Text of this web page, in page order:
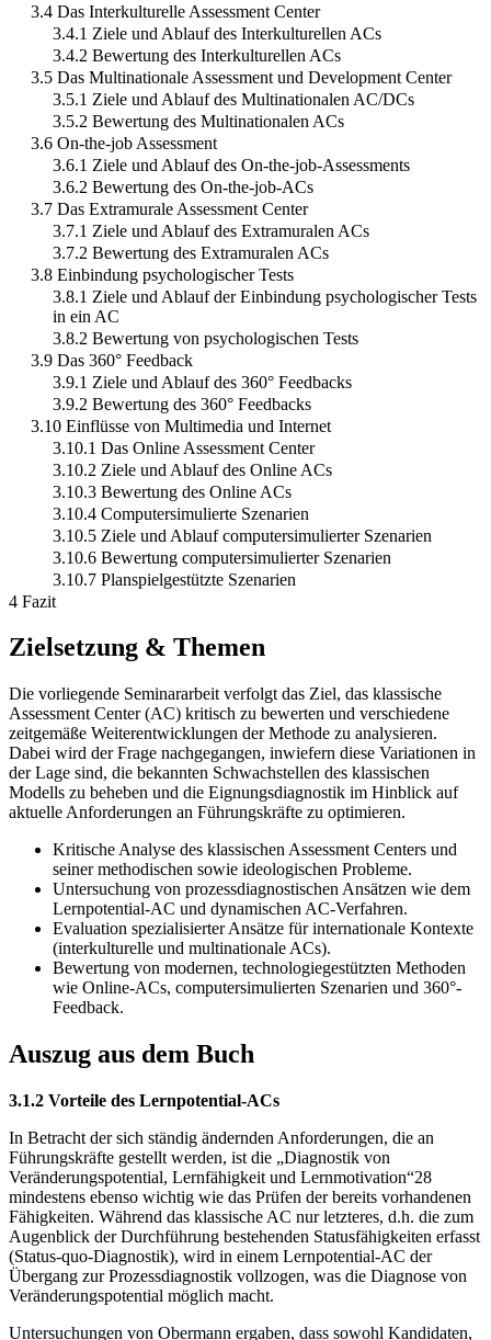
3.4 Das Interkulturelle Assessment Center
3.4.1 Ziele und Ablauf des Interkulturellen ACs
3.4.2 Bewertung des Interkulturellen ACs
3.5 Das Multinationale Assessment und Development Center
3.5.1 Ziele und Ablauf des Multinationalen AC/DCs
3.5.2 Bewertung des Multinationalen ACs
3.6 On-the-job Assessment
3.6.1 Ziele und Ablauf des On-the-job-Assessments
3.6.2 Bewertung des On-the-job-ACs
3.7 Das Extramurale Assessment Center
3.7.1 Ziele und Ablauf des Extramuralen ACs
3.7.2 Bewertung des Extramuralen ACs
3.8 Einbindung psychologischer Tests
3.8.1 Ziele und Ablauf der Einbindung psychologischer Tests
in ein AC
3.8.2 Bewertung von psychologischen Tests
3.9 Das 360° Feedback
3.9.1 Ziele und Ablauf des 360° Feedbacks
3.9.2 Bewertung des 360° Feedbacks
3.10 Einflüsse von Multimedia und Internet
3.10.1 Das Online Assessment Center
3.10.2 Ziele und Ablauf des Online ACs
3.10.3 Bewertung des Online ACs
3.10.4 Computersimulierte Szenarien
3.10.5 Ziele und Ablauf computersimulierter Szenarien
3.10.6 Bewertung computersimulierter Szenarien
3.10.7 Planspielgestützte Szenarien
4 Fazit
Zielsetzung & Themen
Die vorliegende Seminararbeit verfolgt das Ziel, das klassische
Assessment Center (AC) kritisch zu bewerten und verschiedene
zeitgemäße Weiterentwicklungen der Methode zu analysieren.
Dabei wird der Frage nachgegangen, inwiefern diese Variationen in
der Lage sind, die bekannten Schwachstellen des klassischen
Modells zu beheben und die Eignungsdiagnostik im Hinblick auf
aktuelle Anforderungen an Führungskräfte zu optimieren.
Kritische Analyse des klassischen Assessment Centers und
seiner methodischen sowie ideologischen Probleme.
Untersuchung von prozessdiagnostischen Ansätzen wie dem
Lernpotential-AC und dynamischen AC-Verfahren.
Evaluation spezialisierter Ansätze für internationale Kontexte
(interkulturelle und multinationale ACs).
Bewertung von modernen, technologiegestützten Methoden
wie Online-ACs, computersimulierten Szenarien und 360°-
Feedback.
Auszug aus dem Buch
3.1.2 Vorteile des Lernpotential-ACs
In Betracht der sich ständig ändernden Anforderungen, die an
Führungskräfte gestellt werden, ist die „Diagnostik von
Veränderungspotential, Lernfähigkeit und Lernmotivation“28
mindestens ebenso wichtig wie das Prüfen der bereits vorhandenen
Fähigkeiten. Während das klassische AC nur letzteres, d.h. die zum
Augenblick der Durchführung bestehenden Statusfähigkeiten erfasst
(Status-quo-Diagnostik), wird in einem Lernpotential-AC der
Übergang zur Prozessdiagnostik vollzogen, was die Diagnose von
Veränderungspotential möglich macht.
Untersuchungen von Obermann ergaben, dass sowohl Kandidaten,